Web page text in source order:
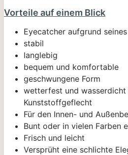
Vorteile auf einem Blick
Eyecatcher aufgrund
stabil
langlebig
bequem und komfortable
geschwungene Form
wetterfest und wasserdicht
Kunststoffgeflecht
Für den Innen- und
Bunt oder in vielen Farben
Frisch und leicht
Versprüht eine schlichte